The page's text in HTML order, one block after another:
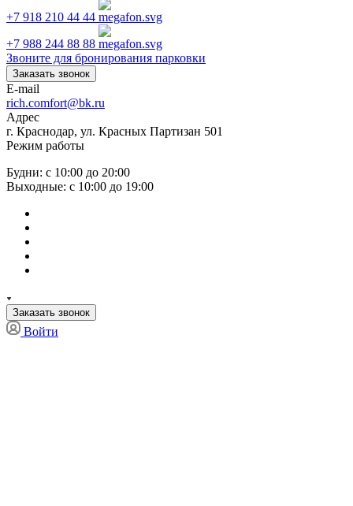
+7 918 210 44 44
+7 988 244 88 88
Звоните для бронирования парковки
Заказать звонок
E-mail
rich.comfort@bk.ru
Адрес
г. Краснодар, ул. Красных Партизан 501
Режим работы
Будни: с 10:00 до 20:00
Выходные: с 10:00 до 19:00
Заказать звонок
Войти